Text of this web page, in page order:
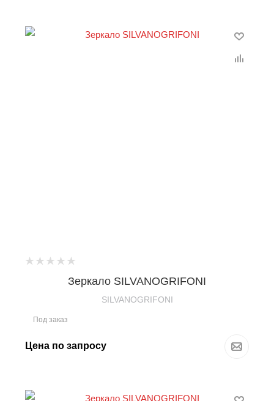
Зеркало SILVANOGRIFONI
SILVANOGRIFONI
Под заказ
Цена по запросу